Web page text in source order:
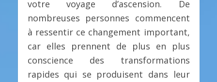
votre voyage d’ascension. De
nombreuses personnes commencent
à ressentir ce changement important,
car elles prennent de plus en plus
conscience des transformations
rapides qui se produisent dans leur